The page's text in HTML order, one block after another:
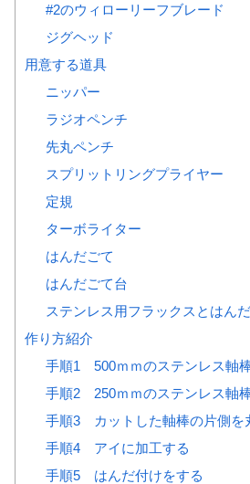
#2のウィローリーフブレード
ジグヘッド
用意する道具
ニッパー
ラジオペンチ
先丸ペンチ
スプリットリングプライヤー
定規
ターボライター
はんだごて
はんだごて台
ステンレス用フラックスとはんだ
作り方紹介
手順1 500ｍｍのステンレス軸
手順2 250ｍｍのステンレス軸
手順3 カットした軸棒の片側を
手順4 アイに加工する
手順5 はんだ付けをする